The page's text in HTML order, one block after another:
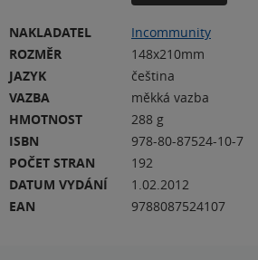
NAKLADATEL
Incommunity
ROZMĚR
148x210mm
JAZYK
čeština
VAZBA
měkká vazba
HMOTNOST
288 g
ISBN
978-80-87524-10-7
POČET STRAN
192
DATUM VYDÁNÍ
1.02.2012
EAN
9788087524107